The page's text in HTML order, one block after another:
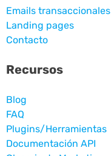
Emails transaccionales
Landing pages
Contacto
Recursos
Blog
FAQ
Plugins/Herramientas
Documentación API